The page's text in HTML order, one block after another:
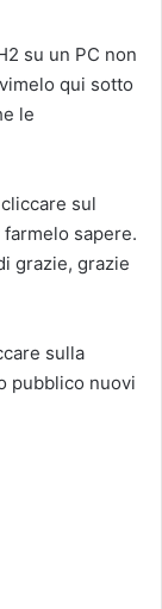
su un PC non
qui sotto
le
sul
sapere.
grazie, grazie
sulla
pubblico nuovi